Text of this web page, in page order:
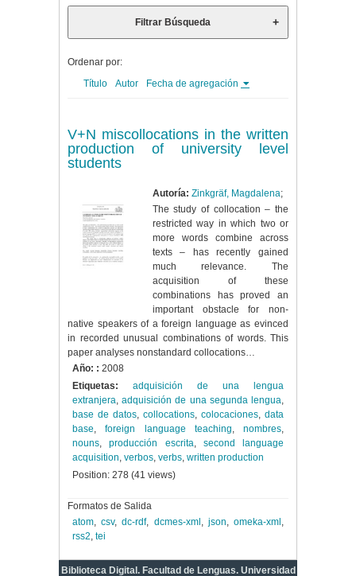
Filtrar Búsqueda
Ordenar por:
Título
Autor Fecha de agregación
V+N miscollocations in the written
production of university level
students
Autoría: Zinkgräf, Magdalena;
The study of collocation – the
restricted way in which two or
more words combine across
texts – has recently gained
much relevance. The
acquisition of these
combinations has proved an
important obstacle for non-
native speakers of a foreign language as evinced
in recorded unusual combinations of words. This
paper analyses nonstandard collocations…
Año: : 2008
Etiquetas:
adquisición de una lengua
extranjera,adquisición de una segunda lengua,
base de datos, collocations, colocaciones, data
base,foreign language teaching, nombres,
nouns,producción escrita, second language
acquisition, verbos, verbs, written production
Position: 278 (41 views)
Formatos de Salida
atom,csv,dc-rdf, dcmes-xml , json,omeka-xml ,
rss2, tei
Biblioteca Digital. Facultad de Lenguas. Universidad